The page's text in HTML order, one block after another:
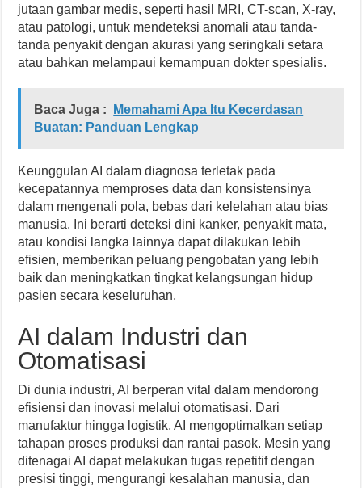
jutaan gambar medis, seperti hasil MRI, CT-scan, X-ray,
atau patologi, untuk mendeteksi anomali atau tanda-
tanda penyakit dengan akurasi yang seringkali setara
atau bahkan melampaui kemampuan dokter spesialis.
Baca Juga :
Memahami Apa Itu Kecerdasan
Buatan: Panduan Lengkap
Keunggulan AI dalam diagnosa terletak pada
kecepatannya memproses data dan konsistensinya
dalam mengenali pola, bebas dari kelelahan atau bias
manusia. Ini berarti deteksi dini kanker, penyakit mata,
atau kondisi langka lainnya dapat dilakukan lebih
efisien, memberikan peluang pengobatan yang lebih
baik dan meningkatkan tingkat kelangsungan hidup
pasien secara keseluruhan.
AI dalam Industri dan
Otomatisasi
Di dunia industri, AI berperan vital dalam mendorong
efisiensi dan inovasi melalui otomatisasi. Dari
manufaktur hingga logistik, AI mengoptimalkan setiap
tahapan proses produksi dan rantai pasok. Mesin yang
ditenagai AI dapat melakukan tugas repetitif dengan
presisi tinggi, mengurangi kesalahan manusia, dan